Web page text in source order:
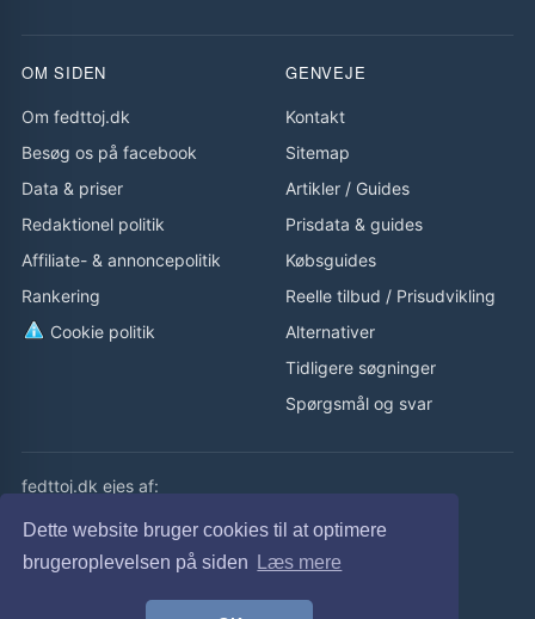
Dette website bruger cookies til at optimere
brugeroplevelsen på siden
Læs mere
OM SIDEN
Om fedttoj.dk
Besøg os på facebook
Data & priser
Redaktionel politik
Affiliate- & annoncepolitik
Rankering
Cookie politik
GENVEJE
Kontakt
Sitemap
Artikler / Guides
Prisdata & guides
Købsguides
Reelle tilbud / Prisudvikling
Alternativer
Tidligere søgninger
Spørgsmål og svar
fedttoj.dk ejes af:
eLaursen ApS
Cvr: 32308929